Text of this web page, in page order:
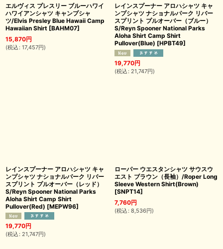
エルヴィス プレスリー ブルーハワイ
ハワイアンシャツ キャンプシャ
ツ/Elvis Presley Blue Hawaii Camp
Hawaiian Shirt [BAHM07]
15,870円
(税込 : 17,457円)
レインスプーナー アロハシャツ キャ
ンプシャツ ナショナルパーク リバー
スプリント プルオーバー（ブルー）
S/Reyn Spooner National Parks
Aloha Shirt Camp Shirt
Pullover(Blue) [HPBT49]
19,770円
(税込 : 21,747円)
レインスプーナー アロハシャツ キャ
ンプシャツ ナショナルパーク リバー
スプリント プルオーバー（レッド）
S/Reyn Spooner National Parks
Aloha Shirt Camp Shirt
Pullover(Red) [MEPW96]
19,770円
(税込 : 21,747円)
ローパー ウエスタンシャツ サウスウ
エスト ブラウン（長袖）/Roper Long
Sleeve Western Shirt(Brown)
[SNPT14]
7,760円
(税込 : 8,536円)